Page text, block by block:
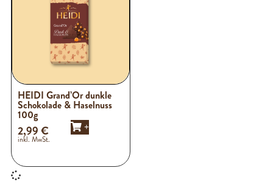
HEIDI Grand’Or dunkle
Schokolade & Haselnuss
100g
+
2,99€
inkl. MwSt.